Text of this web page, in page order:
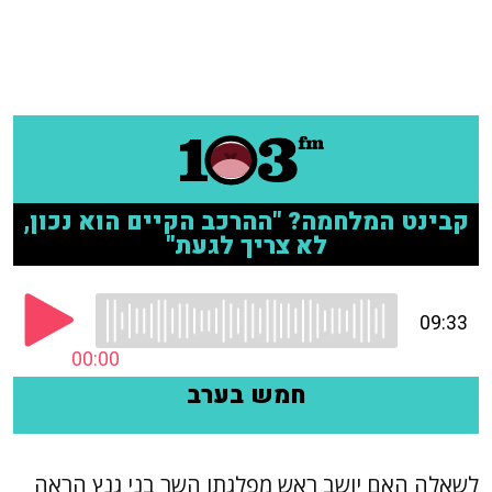
לשאלה האם יושב ראש מפלגתו השר בני גנץ הראה